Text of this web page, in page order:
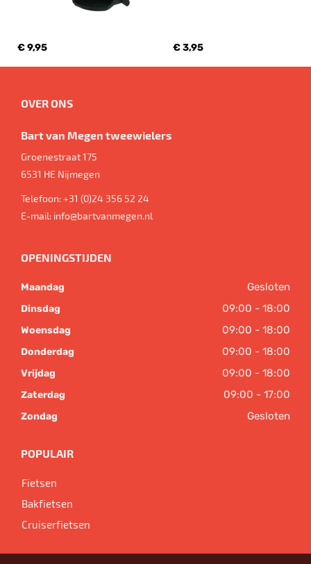
€ 9,95 € 3,95
OVER ONS
Bart van Megen tweewielers
Groenestraat 175
6531 HE Nijmegen
Telefoon:+31 (0)24 356 52 24
E-mail: info@bartvanmegen.nl
OPENINGSTIJDEN
Maandag Gesloten
Dinsdag 09:00 - 18:00
Woensdag 09:00 - 18:00
Donderdag 09:00 - 18:00
Vrijdag 09:00 - 18:00
Zaterdag 09:00 - 17:00
Zondag Gesloten
POPULAIR
Fietsen
Bakfietsen
Cruiserfietsen